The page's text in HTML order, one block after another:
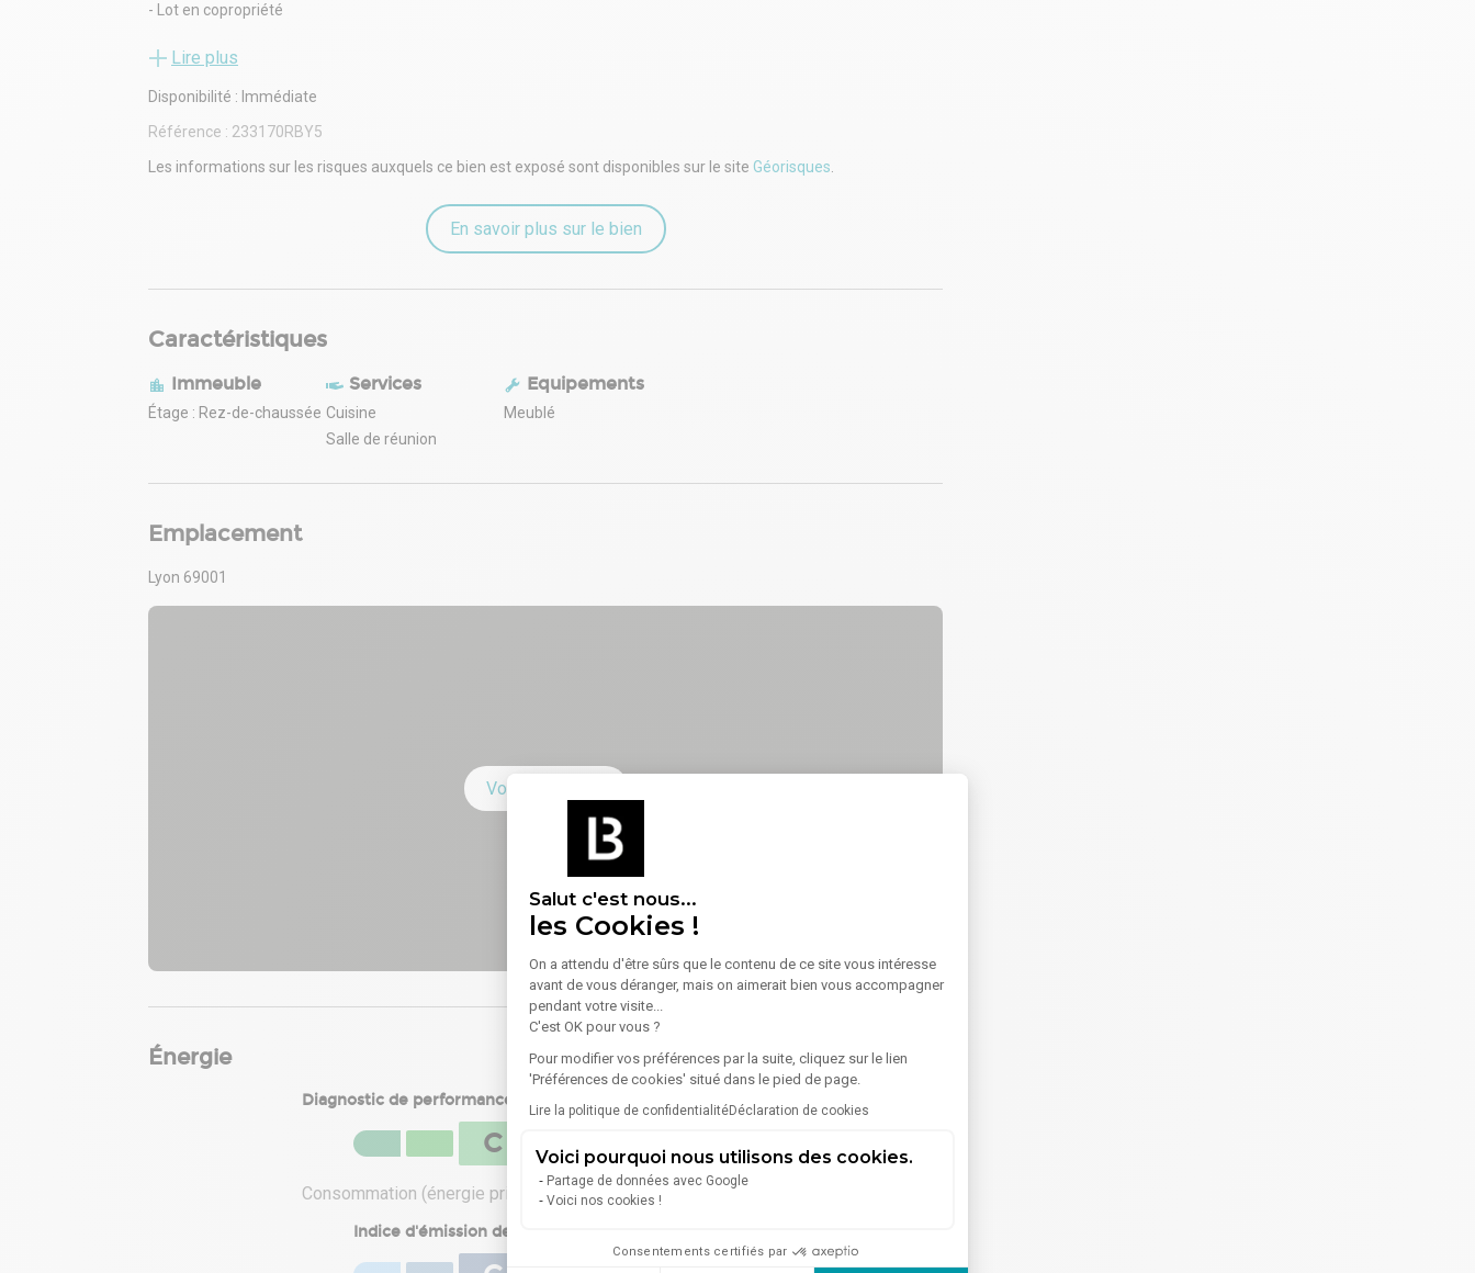
Salut c'est nous...
les Cookies !
On a attendu d'être sûrs que le contenu de ce site vous intéresse
avant de vous déranger, mais on aimerait bien vous accompagner
pendant votre visite...
C'est OK pour vous ?
Pour modifier vos préférences par la suite, cliquez sur le lien
'Préférences de cookies' situé dans le pied de page.
Lire la politique de confidentialitéDéclaration de cookies
Voici pourquoi nous utilisons des cookies.
Partage de données avec Google
Voici nos cookies !
Consentements certifiés par
- Lot en copropriété
Lire plus
Disponibilité : Immédiate
Référence : 233170RBY5
Les informations sur les risques auxquels ce bien est exposé sont disponibles sur le site Géorisques
En savoir plus sur le bien
Caractéristiques
Immeuble
Étage : Rez-de-chaussée
Services
Cuisine
Salle de réunion
Equipements
Meublé
Emplacement
Lyon 69001
Voir sur la carte
Énergie
Diagnostic de performance énergétique (DPE)
C
Consommation (énergie primaire) :C (110 à 179 kWhEP/m².an)
Indice d'émission de gaz à effet de serre (GES)